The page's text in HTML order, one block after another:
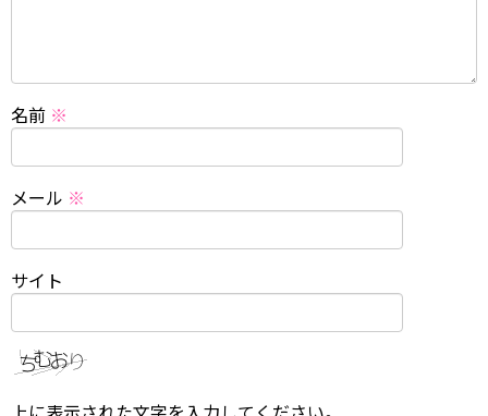
名前 ※
メール ※
サイト